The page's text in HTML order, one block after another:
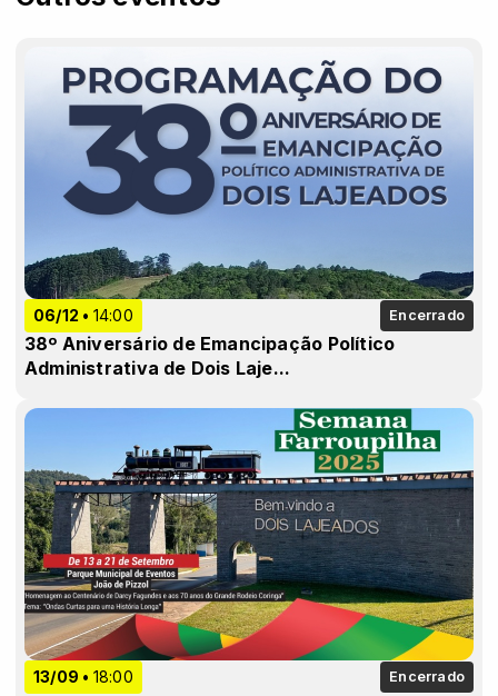
06/12 14:00 Encerrado
38º Aniversário de Emancipação Político
Administrativa de Dois Laje...
13/09 18:00 Encerrado